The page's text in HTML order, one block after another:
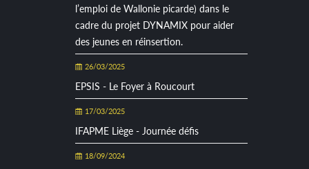
l’emploi de Wallonie picarde) dans le
cadre du projet DYNAMIX pour aider
des jeunes en réinsertion.
26/03/2025
EPSIS - Le Foyer à Roucourt
17/03/2025
IFAPME Liège - Journée défis
18/09/2024